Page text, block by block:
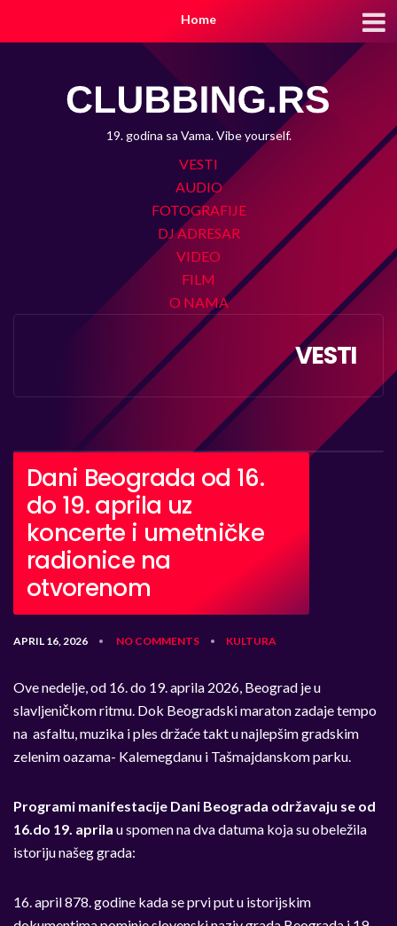
Home
19. godina sa Vama. Vibe yourself.
VESTI
AUDIO
FOTOGRAFIJE
DJ ADRESAR
VIDEO
FILM
O NAMA
VESTI
Dani Beograda od 16.
do 19. aprila uz
koncerte i umetničke
radionice na
otvorenom
APRIL 16, 2026 • NO COMMENTS • KULTURA
Ove nedelje, od 16. do 19. aprila 2026, Beograd je u
slavljeničkom ritmu. Dok Beogradski maraton zadaje tempo
na asfaltu, muzika i ples držaće takt u najlepšim gradskim
zelenim oazama- Kalemegdanu i Tašmajdanskom parku.
Programi manifestacije Dani Beograda održavaju se od
16.do 19. aprila u spomen na dva datuma koja su obeležila
istoriju našeg grada:
16.april 878. godine kada se prvi put u istorijskim